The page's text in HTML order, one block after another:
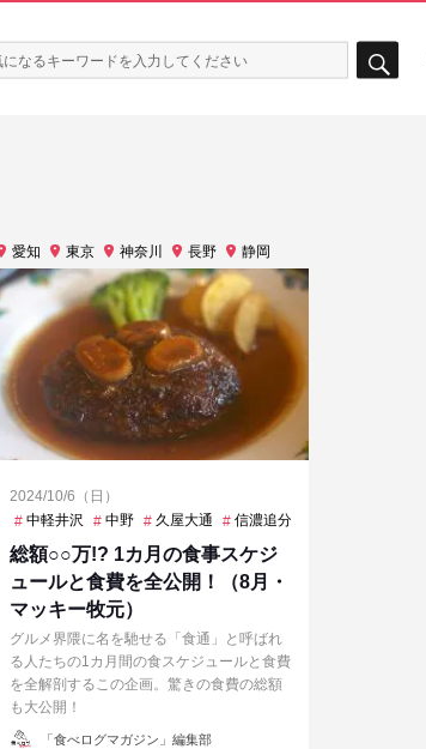
四谷三丁目 国領 大塚 小川町 巣鴨
二重橋前 八丁堀 六本木一丁目 品川
愛知 東京 神奈川 長野 静岡
2024/10/6（日）
中軽井沢
中野 久屋大通 信濃追分
総額○○万!? 1カ月の食事スケジ
ュールと食費を全公開！（8月・
マッキー牧元）
グルメ界隈に名を馳せる「食通」と呼ばれ
る人たちの1カ月間の食スケジュールと食費
を全解剖するこの企画。驚きの食費の総額
も大公開！
投「食べログマガジン」編集部